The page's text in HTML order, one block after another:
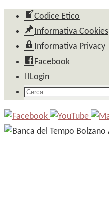
Salta
contenuto
Codice Etico
Informativa Cookies
Informativa Privacy
Facebook
Login
Cerca